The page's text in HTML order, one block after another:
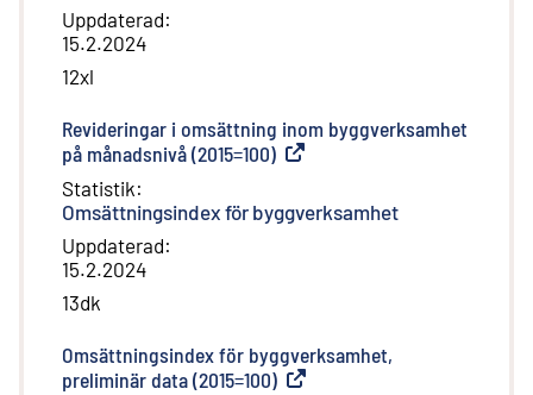
Uppdaterad:
15.2.2024
12xl
Revideringar i omsättning inom byggverksamhet
på månadsnivå (2015=100) Extern länk
Statistik:
Omsättningsindex för byggverksamhet
Uppdaterad:
15.2.2024
13dk
Omsättningsindex för byggverksamhet,
preliminär data (2015=100) Extern länk